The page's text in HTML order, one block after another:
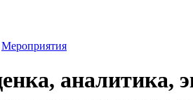
Мероприятия
аналитика,